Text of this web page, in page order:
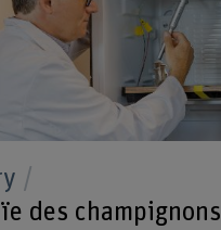
des champignons